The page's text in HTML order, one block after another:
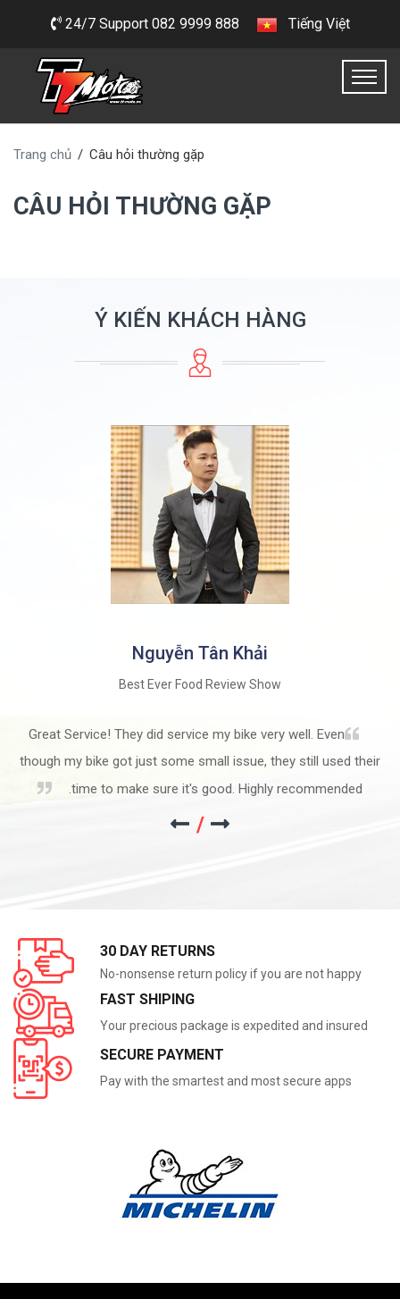
24/7 Support 082 9999 888 Tiếng Việt
Trang chủ Câu hỏi thường gặp
CÂU HỎI THƯỜNG GẶP
Ý KIẾN KHÁCH HÀNG
Nguyễn Tân Khải
Best Ever Food Review Show
Great Service! They did service my bike very well. Even
though my bike got just some small issue, they still used their
time to make sure it's good. Highly recommended.
30 DAY RETURNS
No-nonsense return policy if you are not happy
FAST SHIPING
Your precious package is expedited and insured
SECURE PAYMENT
Pay with the smartest and most secure apps